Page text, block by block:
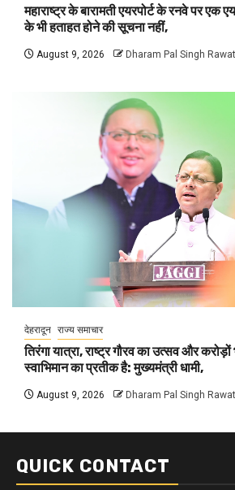
महाराष्ट्र के बारामती एयरपोर्ट के रनवे पर एक
के भी हताहत होने की सूचना नहीं,
August 9, 2026 Dharam Pal Singh Rawat
देहरादून राज्य समाचार
तिरंगा यात्रा, राष्ट्र गौरव का उत्सव और
स्वाभिमान का प्रतीक है: मुख्यमंत्री धामी,
August 9, 2026 Dharam Pal Singh Rawat
QUICK CONTACT